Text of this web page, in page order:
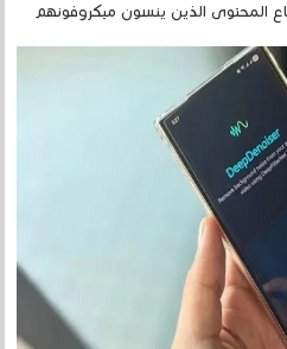
المحتوى الذين ينسون ميكروفونهم